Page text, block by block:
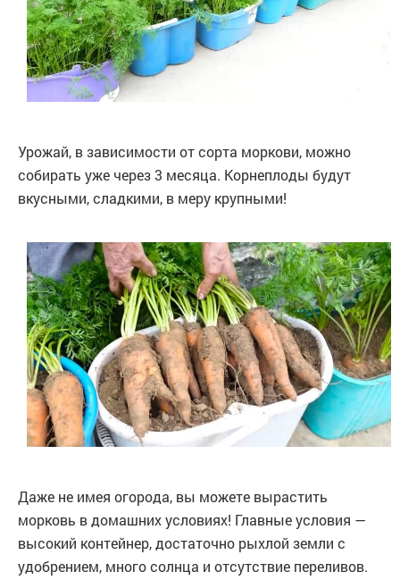
Урожай, в зависимости от сорта моркови, можно
собирать уже через 3 месяца. Корнеплоды будут
вкусными, сладкими, в меру крупными!
Даже не имея огорода, вы можете вырастить
морковь в домашних условиях! Главные условия —
высокий контейнер, достаточно рыхлой земли с
удобрением, много солнца и отсутствие переливов.